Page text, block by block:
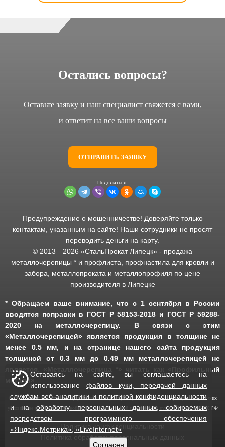
Остались вопросы?
Оставьте заявку и наш специалист свяжется с вами,
и ответит на все ваши вопросы
ОТПРАВИТЬ ЗАЯВКУ
Предупреждение о мошенничестве! Доверяйте только
контактам, указанным на сайте! Наши сотрудники не просят
переводить деньги на карту.
© 2013—2026 «СтальПрокат Липецк» - продажа
металлочерепицы * и профлиста, профнастила для кровли и
забора, металлопроката и металлопрофиля по цене
производителя в Липецке
* Обращаем ваше внимание, что с 1 сентября в России
вводятся поправки в ГОСТ Р 58153-2018 и ГОСТ Р 59288-
2020 на металлочерепицу. В связи с этим
«Металлочерепицей» является продукция в толщине не
менее 0.5 мм, и на странице нашего сайта продукция
толщиной от 0.3 мм до 0.49 мм металлочерепицей не
является. «Металлочерепица *» читать как «Профильный
металл»
Сайт носит исключительно информационный характер. Опубликованная информация ни при каких
условиях не является публичной офертой, определяемой положениями пункта 2 статьи 437 ГК РФ
Политика конфиденциальности
Политика обработки персональных данных
Оставаясь на сайте, вы соглашаетесь на
использование файлов куки, передачей данных
службам веб-аналитики и политикой конфиденциальности
и наобработку персональных данных, собираемых
посредством программного обеспечения
«Яндекс.Метрика», «LiveInternet»
Согласен